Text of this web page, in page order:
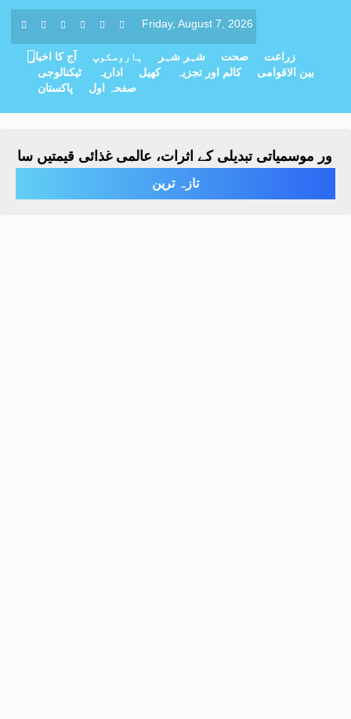
Friday, August 7, 2026
آج کا اخبار ہاروسکوپ شہر شہر صحت
زراعت
ٹیکنالوجی
اداریہ کھیل کالم اور تجزیہ
بین الاقوامی
پاکستان
صفحہ اول
موسمیاتی تبدیلی کے اثرات، عالمی غذائی قیمتیں ساڑھے
تازہ ترین